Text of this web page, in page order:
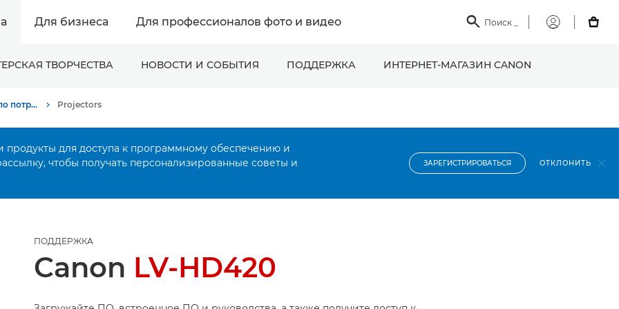
Для бизнеса Для профессионалов фото и видео  Поиск
Мой

ТВОРЧЕСТВА НОВОСТИ И СОБЫТИЯ ПОДДЕРЖКА ИНТЕРНЕТ-МАГАЗИН CANON
Онлайн-поддержка по потребительской продукции Projectors
продукты для доступа к программному обеспечению и
чтобы получать персонализированные советы и
ЗАРЕГИСТРИРОВАТЬСЯ ОТКЛОНИТЬ
ПОДДЕРЖКА
Canon LV-HD420